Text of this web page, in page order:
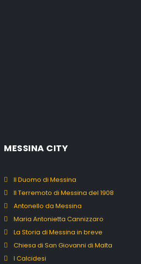
MESSINA CITY
Il Duomo di Messina
Il Terremoto di Messina del 1908
Antonello da Messina
Maria Antonietta Cannizzaro
La Storia di Messina in breve
Chiesa di San Giovanni di Malta
I Calcidesi